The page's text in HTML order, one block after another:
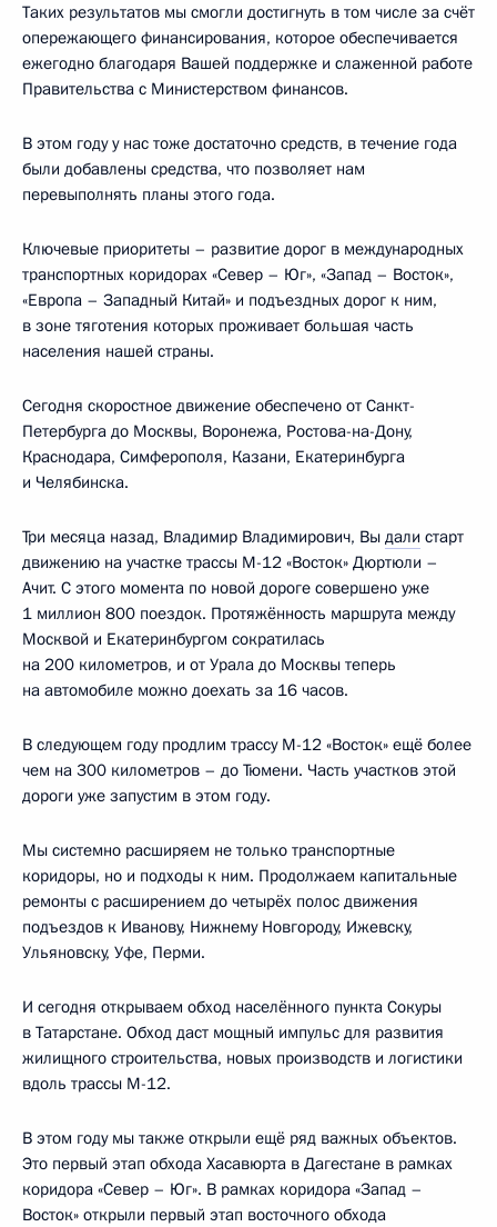
Таких результатов мы смогли достигнуть в том числе за счёт
опережающего финансирования, которое обеспечивается
ежегодно благодаря Вашей поддержке и слаженной работе
Правительства с Министерством финансов.
В этом году у нас тоже достаточно средств, в течение года
были добавлены средства, что позволяет нам
перевыполнять планы этого года.
Ключевые приоритеты – развитие дорог в международных
транспортных коридорах «Север – Юг», «Запад – Восток»,
«Европа – Западный Китай» и подъездных дорог к ним,
в зоне тяготения которых проживает большая часть
населения нашей страны.
Сегодня скоростное движение обеспечено от Санкт-
Петербурга до Москвы, Воронежа, Ростова-на-Дону,
Краснодара, Симферополя, Казани, Екатеринбурга
и Челябинска.
Три месяца назад, Владимир Владимирович, Вы дали старт
движению на участке трассы М-12 «Восток» Дюртюли –
Ачит. С этого момента по новой дороге совершено уже
1 миллион 800 поездок. Протяжённость маршрута между
Москвой и Екатеринбургом сократилась
на 200 километров, и от Урала до Москвы теперь
на автомобиле можно доехать за 16 часов.
В следующем году продлим трассу М-12 «Восток» ещё более
чем на 300 километров – до Тюмени. Часть участков этой
дороги уже запустим в этом году.
Мы системно расширяем не только транспортные
коридоры, но и подходы к ним. Продолжаем капитальные
ремонты с расширением до четырёх полос движения
подъездов к Иванову, Нижнему Новгороду, Ижевску,
Ульяновску, Уфе, Перми.
И сегодня открываем обход населённого пункта Сокуры
в Татарстане. Обход даст мощный импульс для развития
жилищного строительства, новых производств и логистики
вдоль трассы М-12.
В этом году мы также открыли ещё ряд важных объектов.
Это первый этап обхода Хасавюрта в Дагестане в рамках
коридора «Север – Юг». В рамках коридора «Запад –
Восток» открыли первый этап восточного обхода